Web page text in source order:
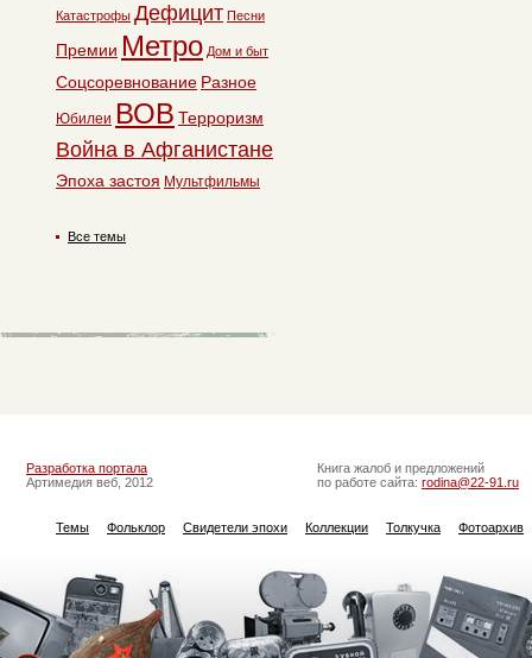
Катастрофы Дефицит Песни
Премии Метро Дом и быт
Соцсоревнование Разное
Юбилеи ВОВ Терроризм
Война в Афганистане
Эпоха застоя Мультфильмы
Все темы
Разработка портала
Артимедия веб, 2012
Книга жалоб и предложений
по работе сайта: rodina@22-91.ru
Темы Фольклор Свидетели эпохи Коллекции Толкучка Фотоархив